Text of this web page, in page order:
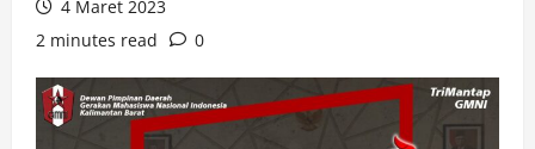
4 Maret 2023
2 minutes read
0